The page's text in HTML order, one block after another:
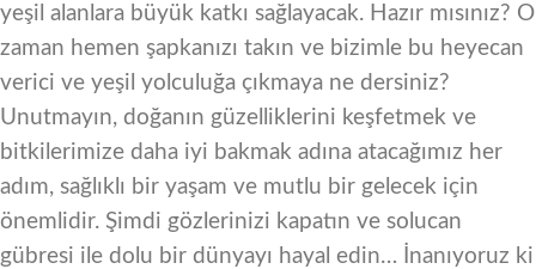
yeşil alanlara büyük katkı sağlayacak. Hazır mısınız? O
zaman hemen şapkanızı takın ve bizimle bu heyecan
verici ve yeşil yolculuğa çıkmaya ne dersiniz?
Unutmayın, doğanın güzelliklerini keşfetmek ve
bitkilerimize daha iyi bakmak adına atacağımız her
adım, sağlıklı bir yaşam ve mutlu bir gelecek için
önemlidir. Şimdi gözlerinizi kapatın ve solucan
gübresi ile dolu bir dünyayı hayal edin… İnanıyoruz ki